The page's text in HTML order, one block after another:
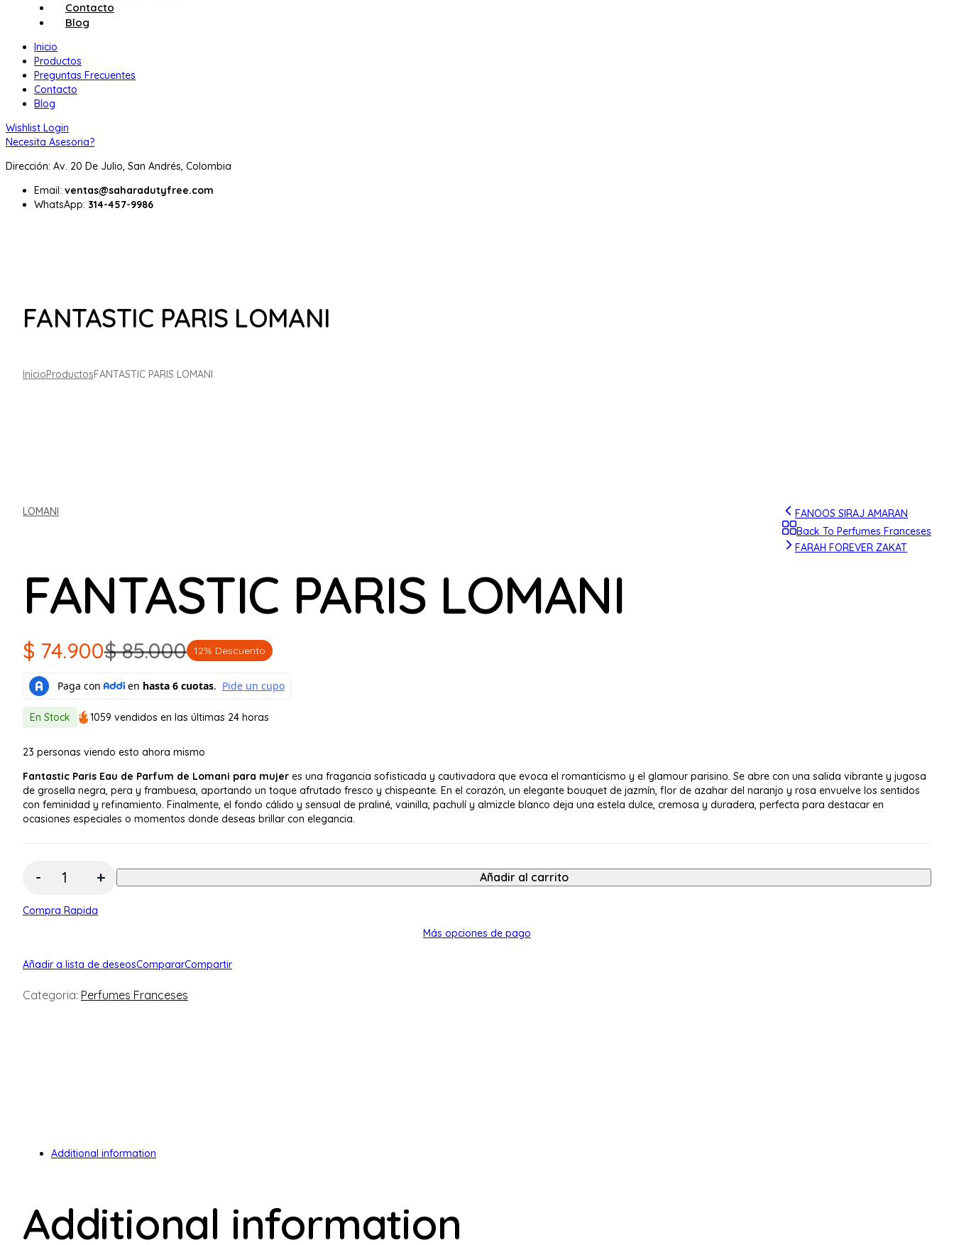
Contacto
Blog
Inicio
Productos
Preguntas Frecuentes
Contacto
Blog
Wishlist Login
Necesita Asesoria?
Dirección: Av. 20 De Julio, San Andrés, Colombia
Email: ventas@saharadutyfree.com
WhatsApp: 314-457-9986
FANTASTIC PARIS LOMANI
InicioProductosFANTASTIC PARIS LOMANI
FANOOS SIRAJ AMARAN
Back To Perfumes Franceses
FARAH FOREVER ZAKAT
LOMANI
FANTASTIC PARIS LOMANI
$85.000
El
precio
original
era:
$ 85.000.
$ 74.900
El
precio
actual
es:
$ 74.900.
12% Descuento
En Stock 1059 vendidos en las últimas 24 horas
23 personas viendo esto ahora mismo
Fantastic Paris Eau de Parfum de Lomani para mujer es una fragancia sofisticada y cautivadora que evoca el romanticismo y el glamour parisino. Se abre con una salida vibrante y jugosa
de grosella negra, pera y frambuesa, aportando un toque afrutado fresco y chispeante. En el corazón, un elegante bouquet de jazmín, flor de azahar del naranjo y rosa envuelve los sentidos
con feminidad y refinamiento. Finalmente, el fondo cálido y sensual de praliné, vainilla, pachulí y almizcle blanco deja una estela dulce, cremosa y duradera, perfecta para destacar en
ocasiones especiales o momentos donde deseas brillar con elegancia.
Añadir al carrito
Compra Rapida
Más opciones de pago
Añadir a lista de deseosCompararCompartir
Categoria: Perfumes Franceses
Additional information
Additional information